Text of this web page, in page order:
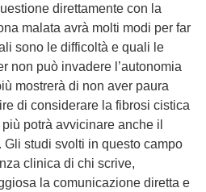
direttamente con la
malata avrà molti modi per far
sono le difficoltà e quali le
non può invadere l’autonomia
mostrerà di non aver paura
di considerare la fibrosi cistica
potrà avvicinare anche il
studi svolti in questo campo
clinica di chi scrive,
la comunicazione diretta e